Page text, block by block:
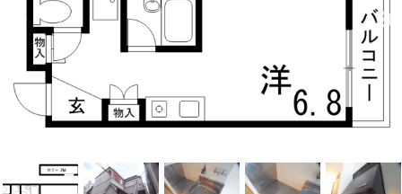
リノベーション物件
ペット飼育可能
路線·駅から探す
地域から探す